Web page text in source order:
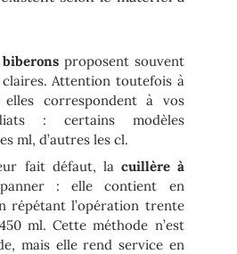
proposent souvent
Attention toutefois à
correspondent à vos
: certains modèles
ml, d’autres les cl.
fait défaut, la cuillère à
: elle contient en
répétant l’opération trente
ml. Cette méthode n’est
mais elle rend service en